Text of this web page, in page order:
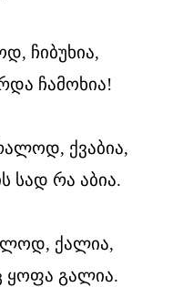
ჩიბუხია,
ჩამოხია!
ქვაბია,
სად რა აბია.
ქალია,
ყოფა გალია.